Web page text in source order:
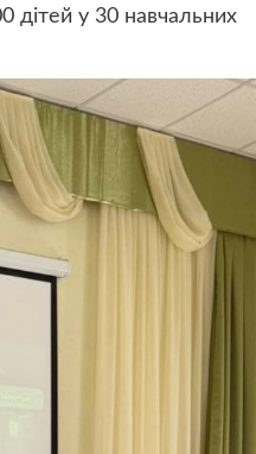
дітей у 30 навчальних